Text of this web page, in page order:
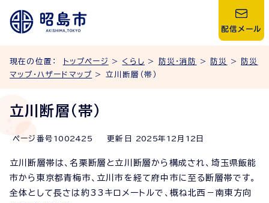
配信メール
現在の位置： トップページ > くらし > 防災・消防 > 防災 >
防災
マップ・ハザードマップ > 立川断層（帯）
立川断層（帯）
ページ番号 1002425 更新日 2025年 12 月 12 日
立川断層帯は、名栗断層と立川断層から構成され、埼玉県飯能
市から東京都青梅市、立川市を経て府中市に至る断層帯です。
全体として長さは約33キロメートルで、概ね北西－南東方向